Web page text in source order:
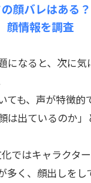
顔バレはある
顔情報を調査
になると、次に気
ても、声が特徴的
は出ているのか
ではキャラクタ
多く、顔出しをし